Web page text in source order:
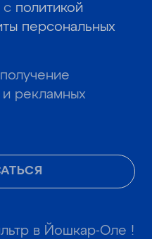
с политикой
персональных
рекламных
в Йошкар-Оле !